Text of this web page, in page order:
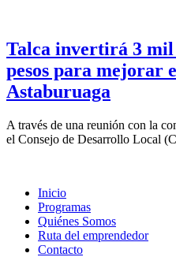
Talca invertirá 3 mil
pesos para mejorar
Astaburuaga
A través de una reunión con la
el Consejo de Desarrollo Local
Inicio
Programas
Quiénes Somos
Ruta del emprendedor
Contacto